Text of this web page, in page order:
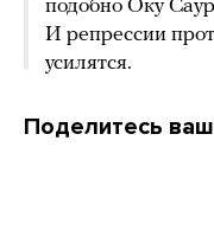
подобно Оку
И репрессии
усилятся.
Поделитесь